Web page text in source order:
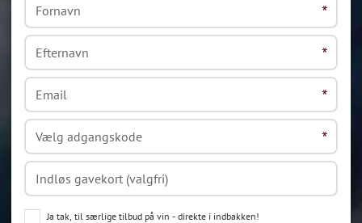
Ja tak, til særlige tilbud på vin - direkte i indbakken!